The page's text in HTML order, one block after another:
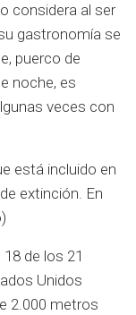
considera al ser
gastronomía se
puerco de
noche, es
veces con
está incluido en
extinción. En
de los 21
Unidos
2.000 metros